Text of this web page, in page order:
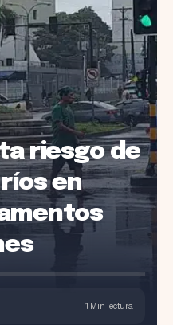
riesgo de
en
1 Min lectura